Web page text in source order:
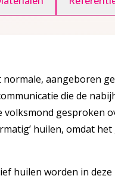
aangeboren
die de
gesproken
huilen, omdat
huilen worden in